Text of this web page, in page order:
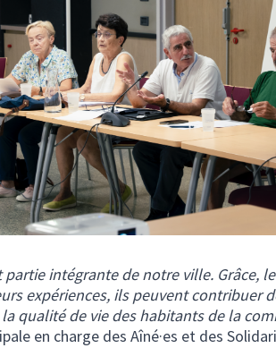
partie intégrante de notre ville. Grâce,
expériences, ils peuvent contribuer
qualité de vie des habitants de la
en charge des Aîné·es et des